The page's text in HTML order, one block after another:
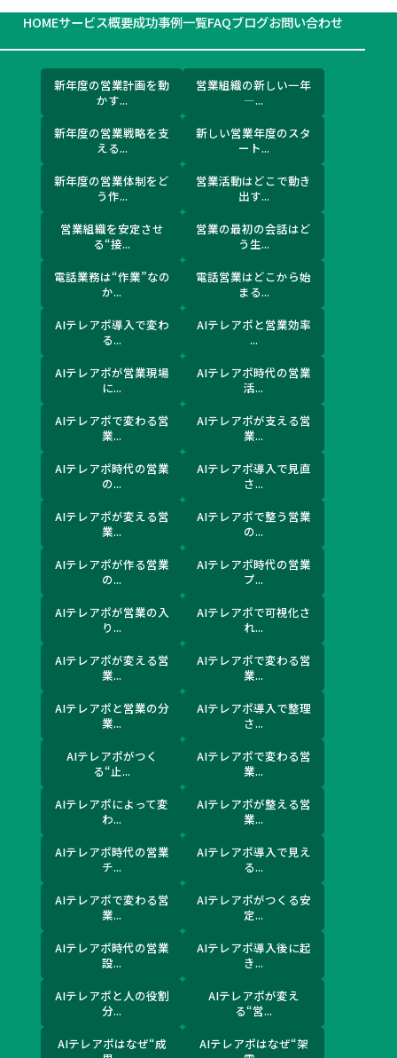
HOMEサービス概要成功事例一覧FAQブログお問い合わせ
新年度の営業計画を動
かす...
営業組織の新しい一年
―...
新年度の営業戦略を支
える...
新しい営業年度のスタ
ート...
新年度の営業体制をど
う作...
営業活動はどこで動き
出す...
営業組織を安定させ
る“接...
営業の最初の会話はど
う生...
電話業務は“作業”なの
か...
電話営業はどこから始
まる...
AIテレアポ導入で変わ
る...
AIテレアポと営業効率
...
AIテレアポが営業現場
に...
AIテレアポ時代の営業
活...
AIテレアポで変わる営
業...
AIテレアポが支える営
業...
AIテレアポ時代の営業
の...
AIテレアポ導入で見直
さ...
AIテレアポが変える営
業...
AIテレアポで整う営業
の...
AIテレアポが作る営業
の...
AIテレアポ時代の営業
プ...
AIテレアポが営業の入
り...
AIテレアポで可視化さ
れ...
AIテレアポが変える営
業...
AIテレアポで変わる営
業...
AIテレアポと営業の分
業...
AIテレアポ導入で整理
さ...
AIテレアポがつく
る“止...
AIテレアポで変わる営
業...
AIテレアポによって変
わ...
AIテレアポが整える営
業...
AIテレアポ時代の営業
チ...
AIテレアポ導入で見え
る...
AIテレアポで変わる営
業...
AIテレアポがつくる安
定...
AIテレアポ時代の営業
設...
AIテレアポ導入後に起
き...
AIテレアポと人の役割
分...
AIテレアポが変え
る“営...
AIテレアポはなぜ“成
AIテレアポはなぜ“架